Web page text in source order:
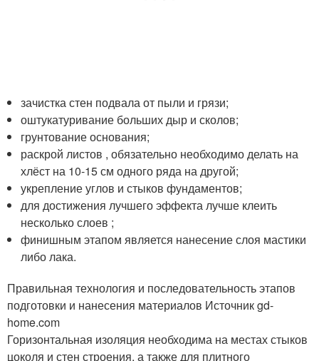
зачистка стен подвала от пыли и грязи;
оштукатуривание больших дыр и сколов;
грунтование основания;
раскрой листов , обязательно необходимо делать на
хлёст на 10-15 см одного ряда на другой;
укрепление углов и стыков фундаментов;
для достижения лучшего эффекта лучше клеить
несколько слоев ;
финишным этапом является нанесение слоя мастики
либо лака.
Правильная технология и последовательность этапов
подготовки и нанесения материалов Источник gd-
home.com
Горизонтальная изоляция необходима на местах стыков
цоколя и стен строения, а также для плитного